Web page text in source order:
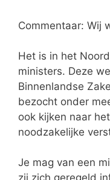
Commentaar: Wij
Het is in het
ministers. Deze
Binnenlandse
bezocht onder
ook kijken naar
noodzakelijke
Je mag van een
zij zich geregeld